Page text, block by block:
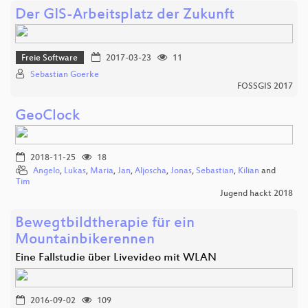
Der GIS-Arbeitsplatz der Zukunft
Freie Software 2017-03-23
11
Sebastian Goerke
FOSSGIS 2017
GeoClock
2018-11-25
18
Angelo, Lukas, Maria, Jan, Aljoscha, Jonas, Sebastian, Kilian and
Tim
Jugend hackt 2018
Bewegtbildtherapie für ein
Mountainbikerennen
Eine Fallstudie über Livevideo mit WLAN
2016-09-02 109